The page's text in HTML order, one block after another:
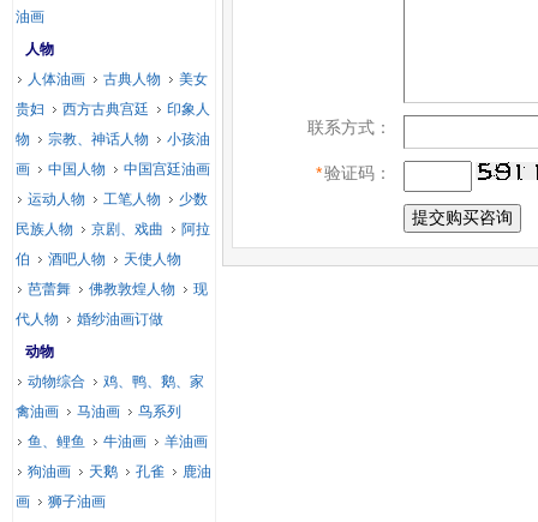
联系方式：
*验证码：
油画
人物
人体油画
古典人物
美女
贵妇
西方古典宫廷
印象人
物
宗教、神话人物
小孩油
画
中国人物
中国宫廷油画
运动人物
工笔人物
少数
民族人物
京剧、戏曲
阿拉
伯
酒吧人物
天使人物
芭蕾舞
佛教敦煌人物
现
代人物
婚纱油画订做
动物
动物综合
鸡、鸭、鹅、家
禽油画
马油画
鸟系列
鱼、鲤鱼
牛油画
羊油画
狗油画
天鹅 孔雀
鹿油
画
狮子油画